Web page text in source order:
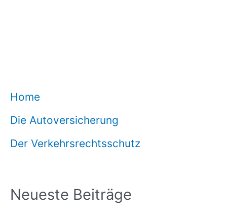
Home
Die Autoversicherung
Der Verkehrsrechtsschutz
Neueste Beiträge